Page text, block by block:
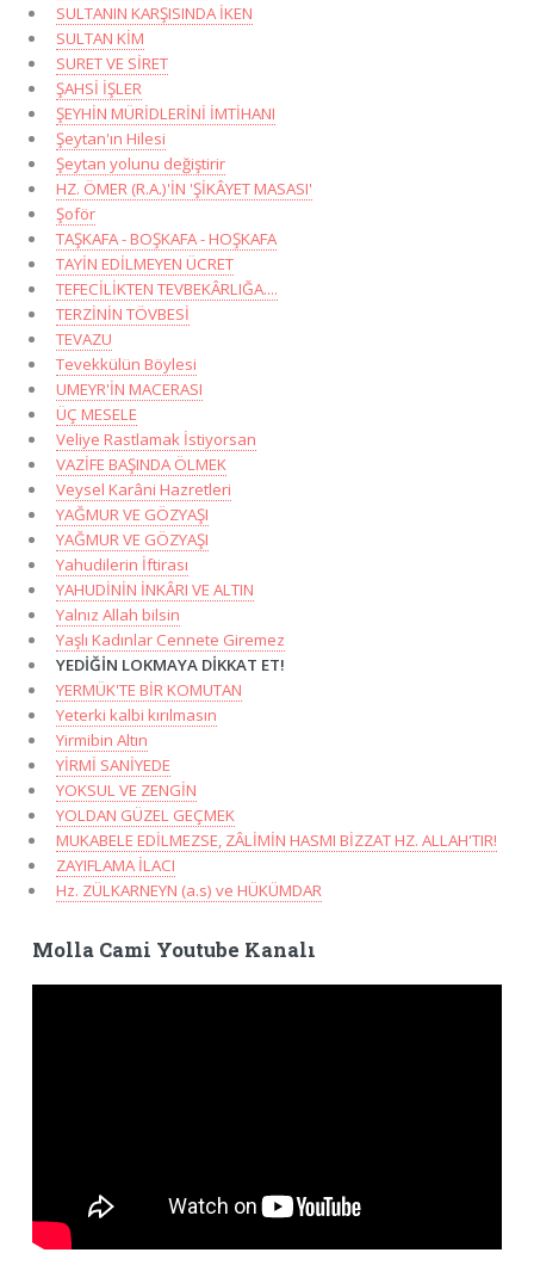
SULTANIN KARŞISINDA İKEN
SULTAN KİM
SURET VE SİRET
ŞAHSİ İŞLER
ŞEYHİN MÜRİDLERİNİ İMTİHANI
Şeytan'ın Hilesi
Şeytan yolunu değiştirir
HZ. ÖMER (R.A.)'İN 'ŞİKÂYET MASASI'
Şoför
TAŞKAFA - BOŞKAFA - HOŞKAFA
TAYİN EDİLMEYEN ÜCRET
TEFECİLİKTEN TEVBEKÂRLIĞA....
TERZİNİN TÖVBESİ
TEVAZU
Tevekkülün Böylesi
UMEYR'İN MACERASI
ÜÇ MESELE
Veliye Rastlamak İstiyorsan
VAZİFE BAŞINDA ÖLMEK
Veysel Karâni Hazretleri
YAĞMUR VE GÖZYAŞI
YAĞMUR VE GÖZYAŞI
Yahudilerin İftirası
YAHUDİNİN İNKÂRI VE ALTIN
Yalnız Allah bilsin
Yaşlı Kadınlar Cennete Giremez
YEDİĞİN LOKMAYA DİKKAT ET!
YERMÜK'TE BİR KOMUTAN
Yeterki kalbi kırılmasın
Yirmibin Altın
YİRMİ SANİYEDE
YOKSUL VE ZENGİN
YOLDAN GÜZEL GEÇMEK
MUKABELE EDİLMEZSE, ZÂLİMİN HASMI BİZZAT HZ. ALLAH'TIR!
ZAYIFLAMA İLACI
Hz. ZÜLKARNEYN (a.s) ve HÜKÜMDAR
Molla Cami Youtube Kanalı